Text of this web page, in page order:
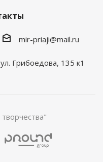
mir-priaji@mail.ru
Грибоедова, 135 к1